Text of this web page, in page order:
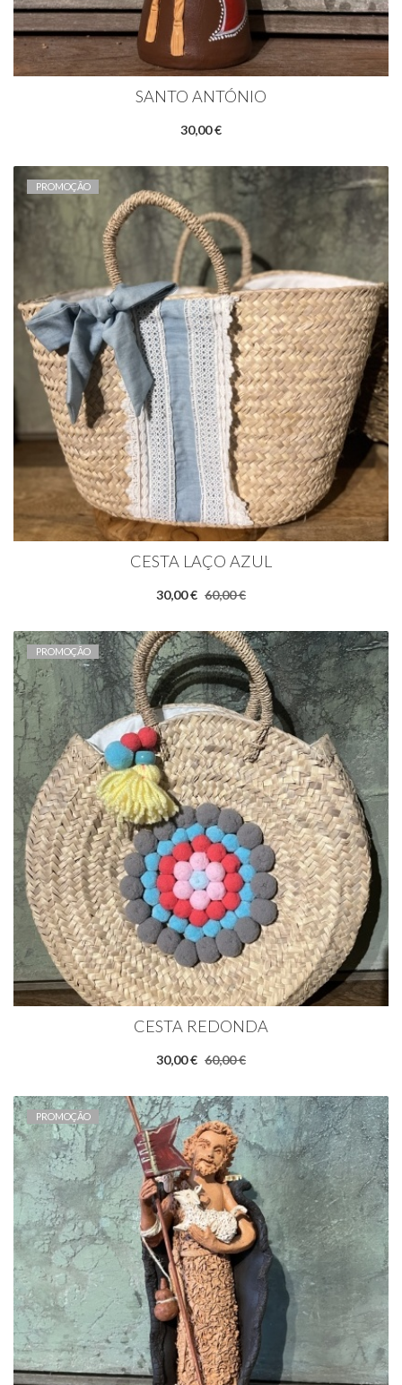
SANTO ANTÓNIO
30,00 €
PROMOÇÃO
CESTA LAÇO AZUL
30,00 € 60,00 €
PROMOÇÃO
CESTA REDONDA
30,00 € 60,00 €
PROMOÇÃO